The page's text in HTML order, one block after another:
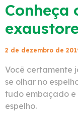
Conheça
2 de dezembro de
Você certamente
se olhar no
tudo embaçado e
espelho.